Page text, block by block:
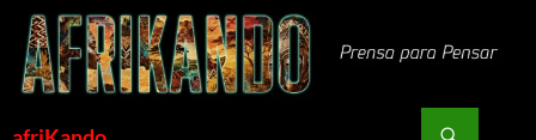
Saltar
contenido